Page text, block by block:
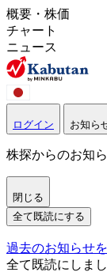
概要・株価
チャート
ニュース
ログイン お知ら
株探からのお知
閉じる
全て既読にする
過去のお知らせ
全て既読にしまし